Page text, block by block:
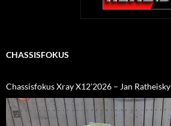
CHASSISFOKUS
Chassisfokus Xray X12’2026 – Jan Ratheisky